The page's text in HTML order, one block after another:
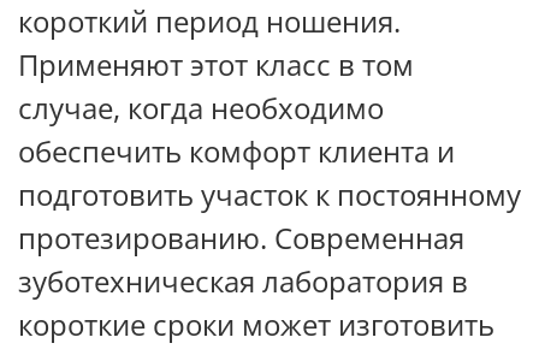
короткий период ношения.
Применяют этот класс в том
случае, когда необходимо
обеспечить комфорт клиента и
подготовить участок к постоянному
протезированию. Современная
зуботехническая лаборатория в
короткие сроки может изготовить